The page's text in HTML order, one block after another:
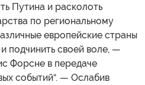
Путина и расколоть
по региональному
европейские страны
подчинить своей воле, —
Форсне в передаче
событий“. — Ослабив